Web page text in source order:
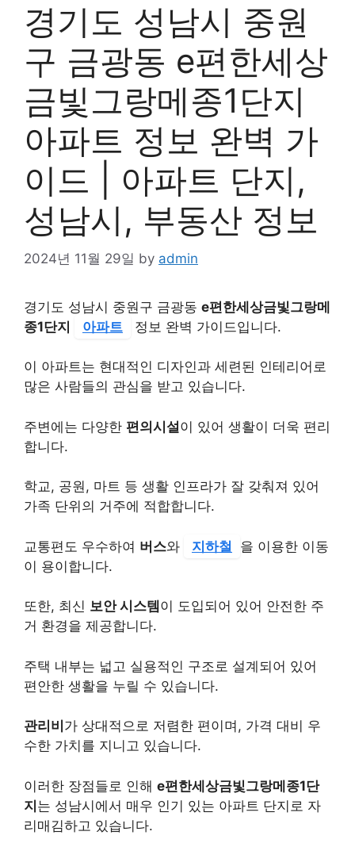
경기도 성남시 중원
구 금광동 e편한세상
금빛그랑메종1단지
아파트 정보 완벽 가
이드 | 아파트 단지,
성남시, 부동산 정보
2024년 11월 29일 by admin
경기도 성남시 중원구 금광동 e편한세상금빛그랑메
종1단지
아파트 정보 완벽 가이드입니다.
이 아파트는 현대적인 디자인과 세련된 인테리어로
많은 사람들의 관심을 받고 있습니다.
주변에는 다양한 편의시설이 있어 생활이 더욱 편리
합니다.
학교, 공원, 마트 등 생활 인프라가 잘 갖춰져 있어
가족 단위의 거주에 적합합니다.
교통편도 우수하여 버스와 지하철
을 이용한 이동
이 용이합니다.
또한, 최신 보안 시스템 이 도입되어 있어 안전한 주
거 환경을 제공합니다.
주택 내부는 넓고 실용적인 구조로 설계되어 있어
편안한 생활을 누릴 수 있습니다.
관리비 가 상대적으로 저렴한 편이며, 가격 대비 우
수한 가치를 지니고 있습니다.
이러한 장점들로 인해 e편한세상금빛그랑메종1단
지는 성남시에서 매우 인기 있는 아파트 단지로 자
리매김하고 있습니다.